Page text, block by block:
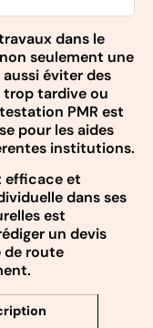
dans le
seulement une
éviter des
tardive ou
PMR est
pour les aides
institutions.
efficace et
dans ses
est
un devis
de route